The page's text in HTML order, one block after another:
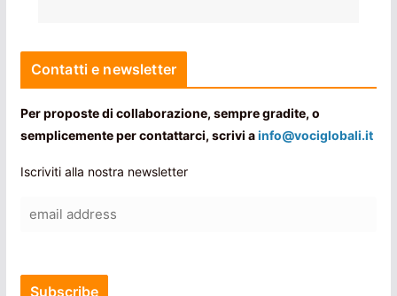
Contatti e newsletter
Per proposte di collaborazione, sempre gradite, o
semplicemente per contattarci, scrivi ainfo@vociglobali.it
Iscriviti alla nostra newsletter